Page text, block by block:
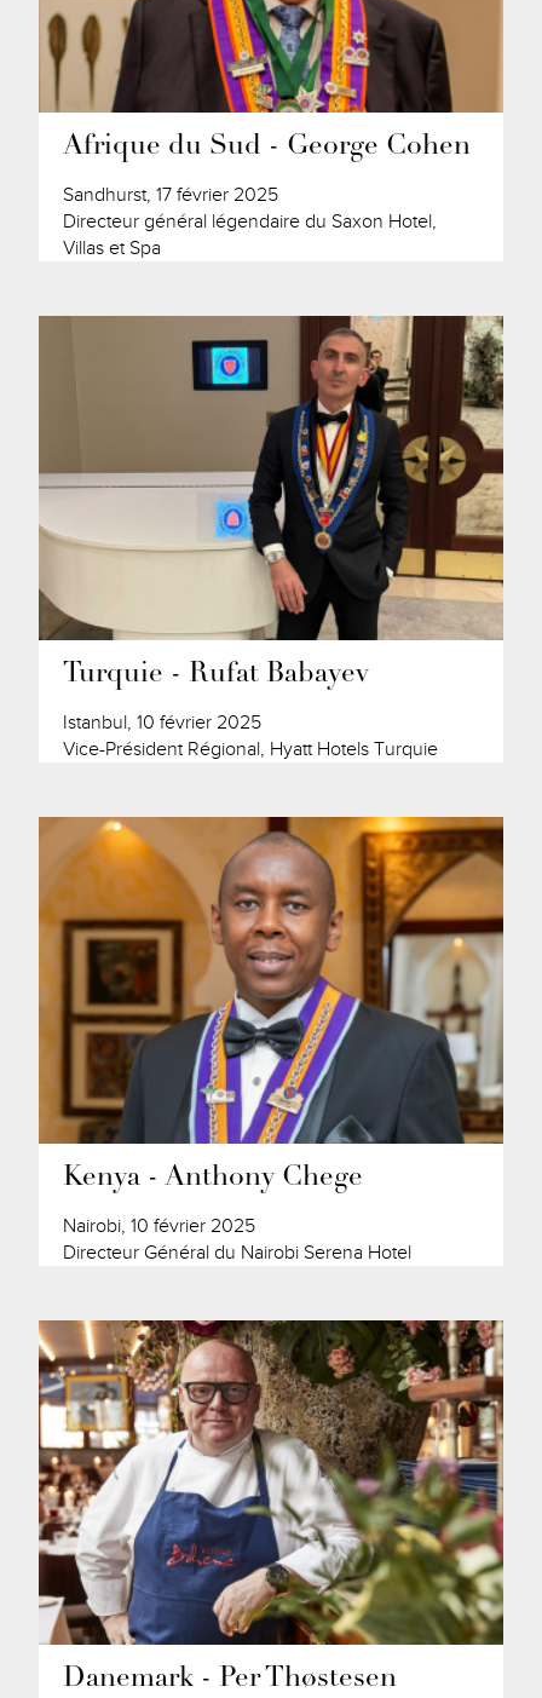
Afrique du Sud - George Cohen
Sandhurst, 17 février 2025
Directeur général légendaire du Saxon Hotel,
Villas et Spa
Turquie - Rufat Babayev
Istanbul, 10 février 2025
Vice-Président Régional, Hyatt Hotels Turquie
Kenya - Anthony Chege
Nairobi, 10 février 2025
Directeur Général du Nairobi Serena Hotel
Danemark - Per Thøstesen